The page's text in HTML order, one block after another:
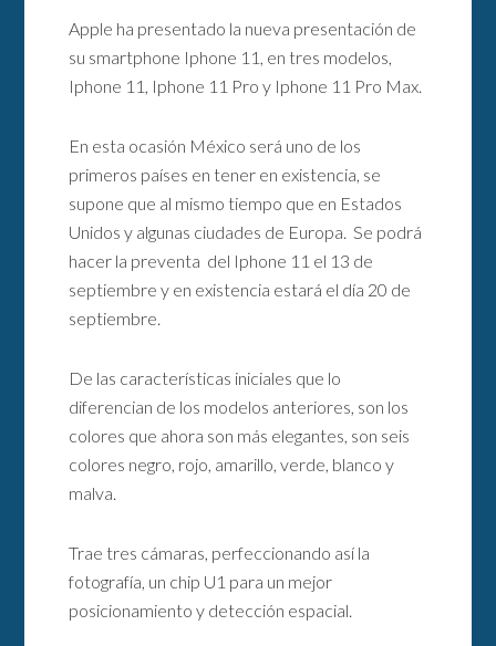
Apple ha presentado la nueva presentación de
su smartphone Iphone 11, en tres modelos,
Iphone 11, Iphone 11 Pro y Iphone 11 Pro Max.
En esta ocasión México será uno de los
primeros países en tener en existencia, se
supone que al mismo tiempo que en Estados
Unidos y algunas ciudades de Europa. Se podrá
hacer la preventa del Iphone 11 el 13 de
septiembre y en existencia estará el día 20 de
septiembre.
De las características iniciales que lo
diferencian de los modelos anteriores, son los
colores que ahora son más elegantes, son seis
colores negro, rojo, amarillo, verde, blanco y
malva.
Trae tres cámaras, perfeccionando así la
fotografía, un chip U1 para un mejor
posicionamiento y detección espacial.